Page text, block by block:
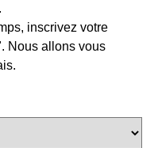
inscrivez votre
Nous allons vous